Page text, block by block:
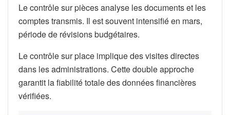
Le contrôle sur pièces analyse les documents et les
comptes transmis. Il est souvent intensifié en mars,
période de révisions budgétaires.
Le contrôle sur place implique des visites directes
dans les administrations. Cette double approche
garantit la fiabilité totale des données financières
vérifiées.